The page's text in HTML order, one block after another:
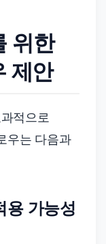
위한
제안
적으로
우는 다음과
용 가능성